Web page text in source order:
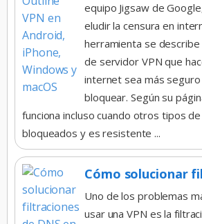
equipo Jigsaw de
eludir la censura en
herramienta se describe
de servidor VPN que
internet sea más seguro
bloquear. Según su
funciona incluso cuando otros tipos
bloqueados y es resistente ...
Uno de los problemas
usar una VPN es la